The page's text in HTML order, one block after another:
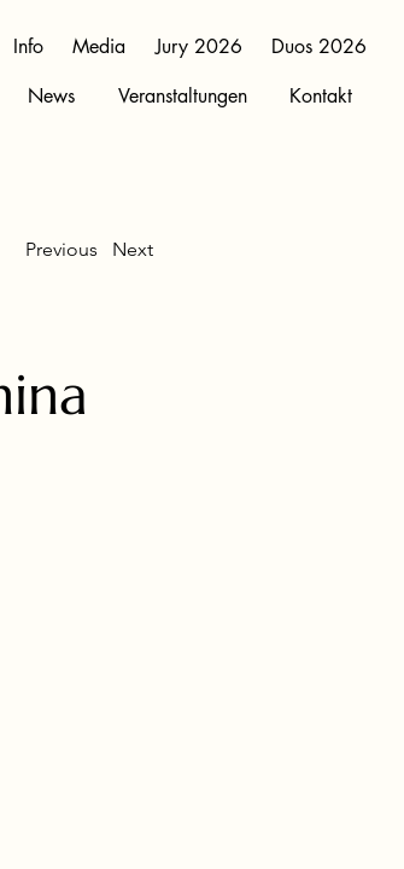
Info Media Jury 2026
Duos 2026
News Veranstaltungen Kontakt
Previous Next